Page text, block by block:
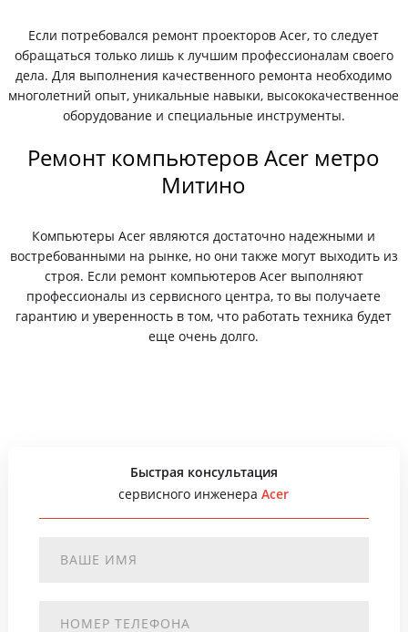
Если потребовался ремонт проекторов Acer, то следует
обращаться только лишь к лучшим профессионалам своего
дела. Для выполнения качественного ремонта необходимо
многолетний опыт, уникальные навыки, высококачественное
оборудование и специальные инструменты.
Ремонт компьютеров Acer метро
Митино
Компьютеры Acer являются достаточно надежными и
востребованными на рынке, но они также могут выходить из
строя. Если ремонт компьютеров Acer выполняют
профессионалы из сервисного центра, то вы получаете
гарантию и уверенность в том, что работать техника будет
еще очень долго.
Быстрая консультация
сервисного инженераAcer